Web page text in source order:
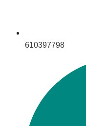
610397798